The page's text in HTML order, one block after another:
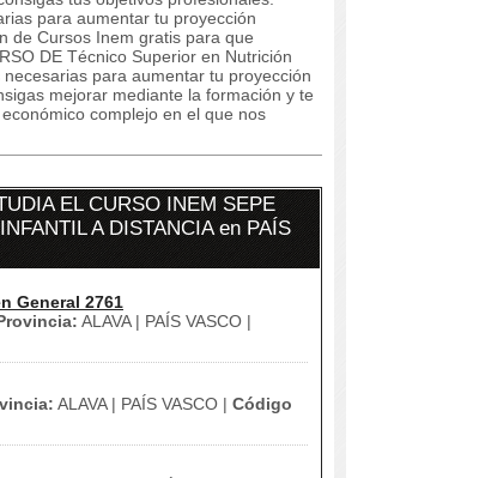
para aumentar tu proyección
de Cursos Inem gratis para que
DE Técnico Superior en Nutrición
para aumentar tu proyección
mejorar mediante la formación y te
complejo en el que nos
EL CURSO INEM SEPE
A DISTANCIA en PAÍS
General 2761
ALAVA | PAÍS VASCO |
ALAVA | PAÍS VASCO | Código